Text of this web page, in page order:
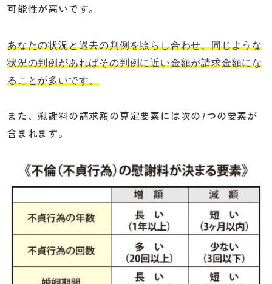
可能性が高いです。
あなたの状況と過去の判例を照らし合わせ、同じような
状況の判例があればその判例に近い金額が請求金額にな
ることが多いです。
また、慰謝料の請求額の算定要素には次の7つの要素が
含まれます。